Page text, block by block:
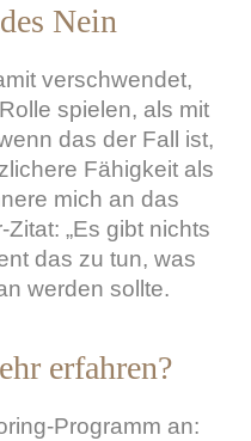
Nein
verschwendet,
spielen, als mit
das der Fall ist,
Fähigkeit als
mich an das
„Es gibt nichts
das zu tun, was
werden sollte.
erfahren?
Programm an: